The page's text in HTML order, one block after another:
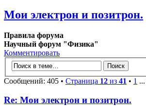
Мои электрон и позитрон.
Правила форума
Научный форум "Физика"
Комментировать
Сообщений: 405 • Страница 12 из 41 • 1 ...
Re: Мои электрон и позитрон.